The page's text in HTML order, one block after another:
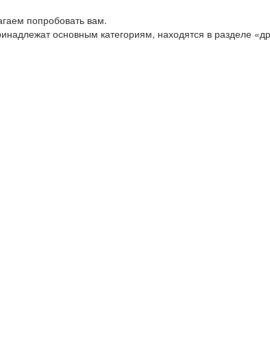
попробовать вам.
основным категориям, находятся в разделе